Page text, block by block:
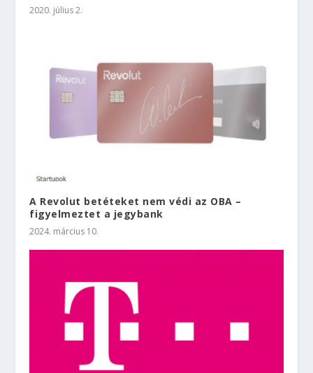
2020. július 2.
A Revolut betéteket nem védi az OBA –
figyelmeztet a jegybank
2024. március 10.